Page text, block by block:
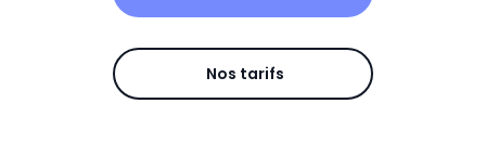
Nos tarifs